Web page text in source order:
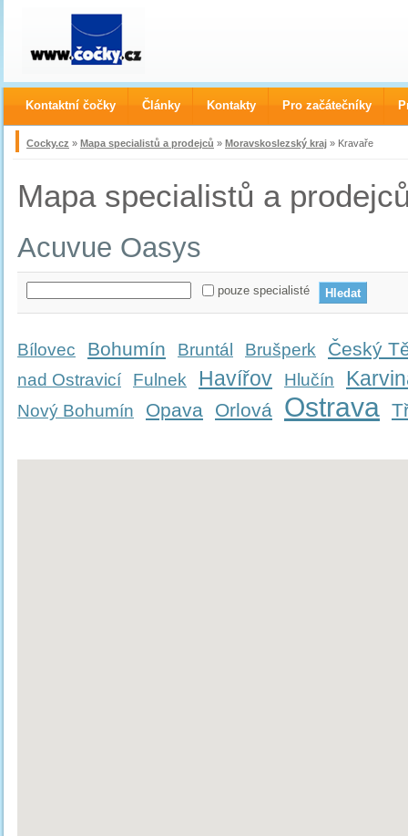
Cocky.cz » Mapa specialistů a prodejců » Moravskoslezský kraj » Kravaře
Mapa specialistů a
Acuvue Oasys
pouze specialisté
Bílovec Bohumín Bruntál Brušperk Český
nad Ostravicí Fulnek Havířov Hlučín
Nový Bohumín Opava Orlová Ostrava
Kontaktní čočky Články Kontakty Pro začátečníky